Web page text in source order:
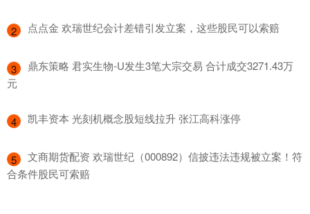
2 ​点点金 欢瑞世纪会计差错引发立案，这些股民可以索赔
3
​鼎东策略 君实生物-U发生3笔大宗交易 合计成交3271.43万
元
4 ​凯丰资本 光刻机概念股短线拉升 张江高科涨停
5
​文商期货配资 欢瑞世纪（000892）信披违法违规被立案！符
合条件股民可索赔